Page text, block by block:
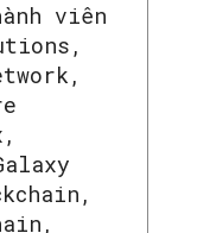
viên